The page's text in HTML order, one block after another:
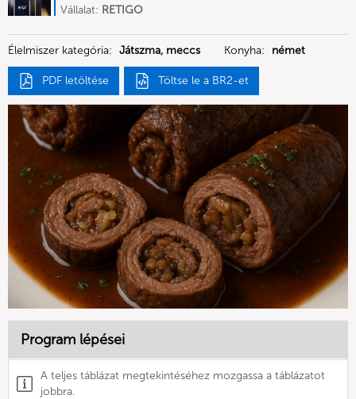
Deutschland
Vállalat: RETIGO
Élelmiszer kategória: Játszma, meccs Konyha: német
PDF letöltése Töltse le a BR2-et
Program lépései
A teljes táblázat megtekintéséhez mozgassa a táblázatot
jobbra.